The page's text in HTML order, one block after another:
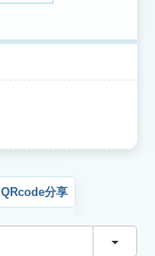
QRcode分享
切換